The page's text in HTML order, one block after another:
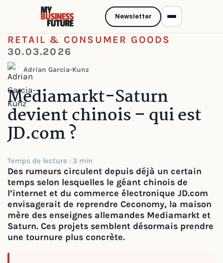
RETAIL & CONSUMER GOODS
30.03.2026
Adrian Garcia-Kunz
Mediamarkt-Saturn
devient chinois – qui est
JD.com ?
Temps de lecture : 3 min
Des rumeurs circulent depuis déjà un certain
temps selon lesquelles le géant chinois de
l’internet et du commerce électronique JD.com
envisagerait de reprendre Ceconomy, la maison
mère des enseignes allemandes Mediamarkt et
Saturn. Ces projets semblent désormais prendre
une tournure plus concrète.
Newsletter